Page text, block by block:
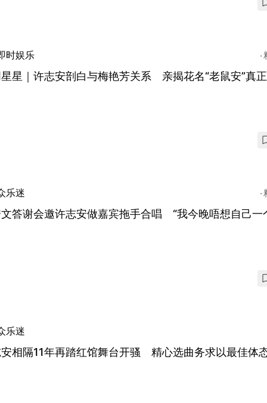
时娱乐
星｜许志安剖白与梅艳芳关系 亲揭花名“老鼠安”真
乐迷
答谢会邀许志安做嘉宾拖手合唱 “我今晚唔想自己一
乐迷
相隔11年再踏红馆舞台开骚 精心选曲务求以最佳体